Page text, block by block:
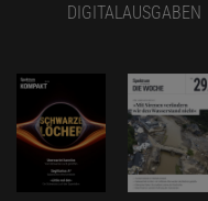
DIGITALAUSGABEN